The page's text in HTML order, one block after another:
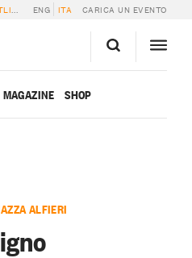
TRIGNO
ENG ITA CARICA UN EVENTO
MAGAZINE SHOP
ALFIERI